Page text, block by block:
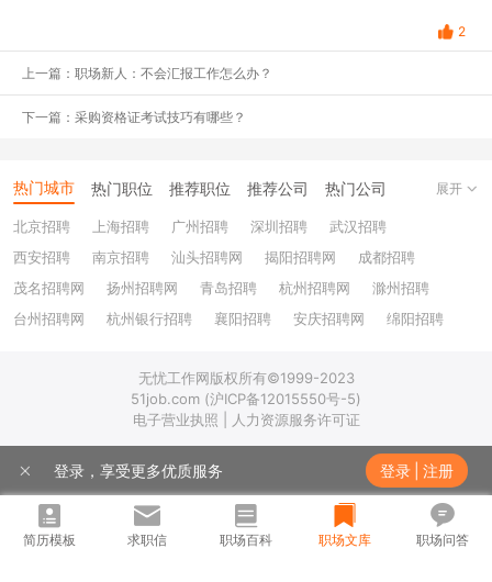
1、 春招相当于秋招的补招，岗位会更少。
3、 参与的公司更少了，有些公司在秋招就已经招够了，春招就不会
再参与。
4、 春招相较于秋招，规模更小，持续时间更短。事实上最有效的春
招时间就是在2月-3月。
所以，春招怎么可能不提前准备！！！
那么该如何备战春招呢？
//
总结反思秋招
//
回忆反思一下在秋招中失利的原因。
l 如果是网申通过率低，那就检查是不是简历问题以及加强网申技
2
上一篇：职场新人：不会汇报工作怎么办？
下一篇：采购资格证考试技巧有哪些？
热门城市 热门职位 推荐职位 推荐公司 热门公司
北京招聘 上海招聘 广州招聘 深圳招聘
武汉招聘
西安招聘
南京招聘 汕头招聘网 揭阳招聘网
成都招聘
茂名招聘网
扬州招聘网 青岛招聘 杭州招聘网
滁州招聘
台州招聘网
杭州银行招聘 襄阳招聘 安庆招聘网
绵阳招聘
上饶招聘网
展开
无忧工作网版权所有©1999-2023
51job.com (沪ICP备12015550号-5)
电子营业执照 | 人力资源服务许可证
登录，享受更多优质服务 登录 注册
简历模板 求职信 职场百科 职场文库 职场问答